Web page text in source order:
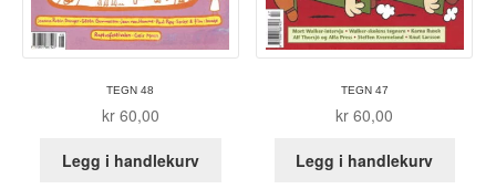
Lars Aurtande
Lene AskTEGN 48
kr60,00
Legg i handlekurv
TEGN 47
kr 60,00
Legg i handlekurv